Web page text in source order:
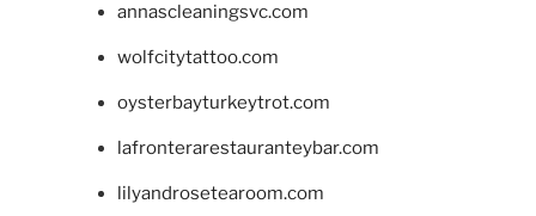
annascleaningsvc.com
wolfcitytattoo.com
oysterbayturkeytrot.com
lafronterarestauranteybar.com
lilyandrosetearoom.com